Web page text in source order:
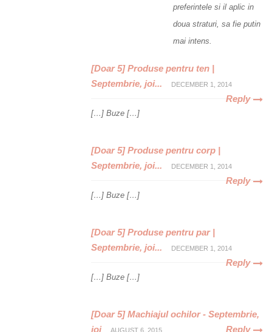
preferintele si il aplic in
doua straturi, sa fie putin
mai intens.
[Doar 5] Produse pentru ten |
Septembrie, joi...
DECEMBER 1, 2014
Reply
[…] Buze […]
[Doar 5] Produse pentru corp |
Septembrie, joi...
DECEMBER 1, 2014
Reply
[…] Buze […]
[Doar 5] Produse pentru par |
Septembrie, joi...
DECEMBER 1, 2014
Reply
[…] Buze […]
[Doar 5] Machiajul ochilor - Septembrie,
joi
AUGUST 6, 2015 Reply